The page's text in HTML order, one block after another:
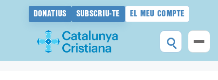
DONATIUS SUBSCRIU-TE EL MEU COMPTE